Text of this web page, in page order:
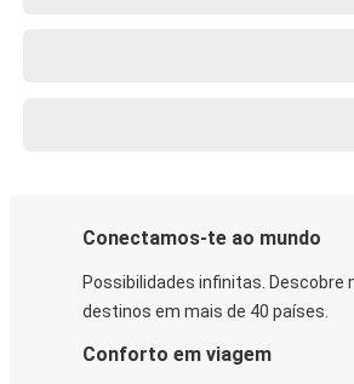
Conectamos-te ao mundo
Possibilidades infinitas. Descobre
destinos em mais de 40 países.
Conforto em viagem